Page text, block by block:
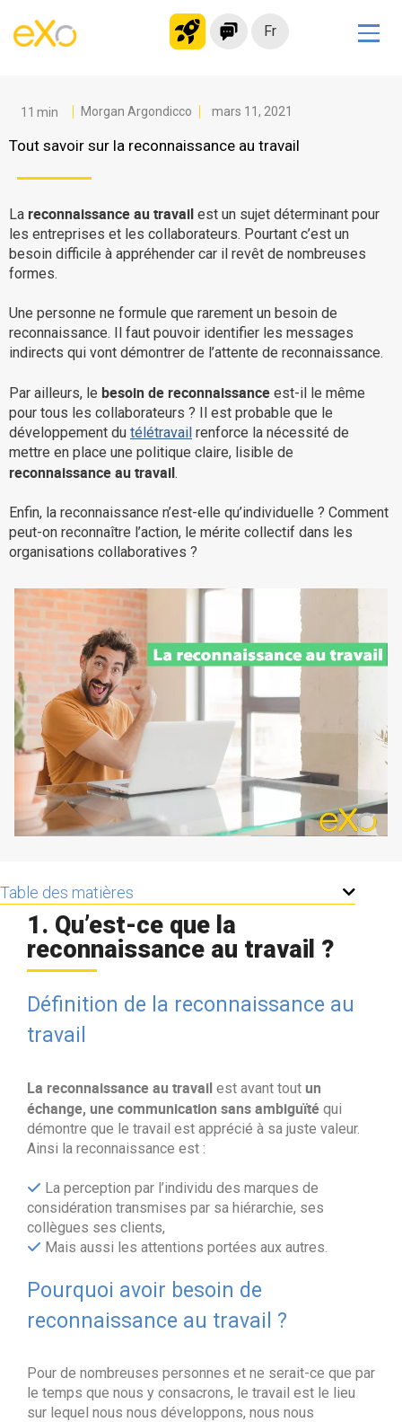
Fr
Intranet moderne
Plateforme collaborative
Portail d’applications
Alternative à
Migrer vers eXo Platform
Produit
La Plateforme
Pourquoi eXo
Internationalisation
Mobile
No code
IA maitrisée
Architecture
Sécurité
Open source
Offre Enterprise
Offre Professionnelle
A propos d’eXo
Centre de ressources
Contactez-nous
Essayez eXo
Morgan Argondicco mars 11, 2021
Tout savoir sur la reconnaissance au travail
La reconnaissance au travail est un sujet déterminant pour
les entreprises et les collaborateurs. Pourtant c’est un
besoin difficile à appréhender car il revêt de nombreuses
formes.
Une personne ne formule que rarement un besoin de
reconnaissance. Il faut pouvoir identifier les messages
indirects qui vont démontrer de l’attente de reconnaissance.
Par ailleurs, le besoin de reconnaissance est-il le même
pour tous les collaborateurs ? Il est probable que le
développement du télétravail renforce la nécessité de
mettre en place une politique claire, lisible de
reconnaissance au travail.
Enfin, la reconnaissance n’est-elle qu’individuelle ? Comment
peut-on reconnaître l’action, le mérite collectif dans les
organisations collaboratives ?
Table des matières
1. Qu’est-ce que la
reconnaissance au travail ?
Définition de la reconnaissance au
travail
La reconnaissance au travail est avant tout un
échange, une communication sans ambiguïté qui
démontre que le travail est apprécié à sa juste valeur.
Ainsi la reconnaissance est :
La perception par l’individu des marques de
considération transmises par sa hiérarchie, ses
collègues ses clients,
Mais aussi les attentions portées aux autres.
Pourquoi avoir besoin de
reconnaissance au travail ?
Pour de nombreuses personnes et ne serait-ce que par
le temps que nous y consacrons, le travail est le lieu
sur lequel nous nous développons, nous nous